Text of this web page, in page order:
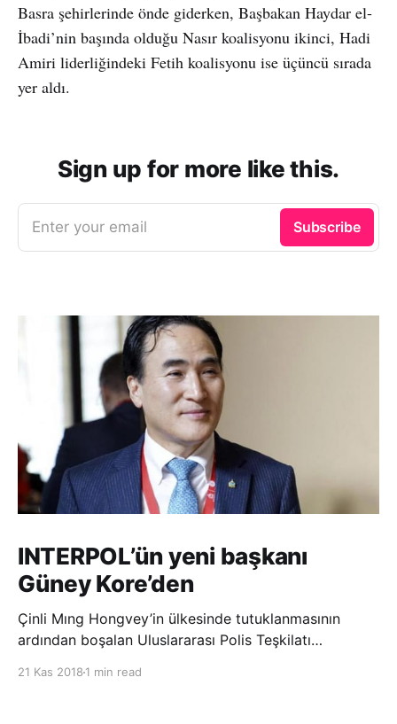
Basra şehirlerinde önde giderken, Başbakan Haydar el-
İbadi’nin başında olduğu Nasır koalisyonu ikinci, Hadi
Amiri liderliğindeki Fetih koalisyonu ise üçüncü sırada
yer aldı.
Sign up for more like this.
Enter your email Subscribe
INTERPOL’ün yeni başkanı
Güney Kore’den
Çinli Mıng Hongvey’in ülkesinde tutuklanmasının
ardından boşalan Uluslararası Polis Teşkilatı
21 Kas 2018 1 min read